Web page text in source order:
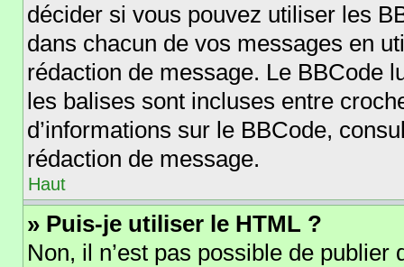
décider si vous pouvez utiliser les
dans chacun de vos messages en
rédaction de message. Le BBCode
les balises sont incluses entre
d’informations sur le BBCode,
rédaction de message.
Haut
» Puis-je utiliser le HTML ?
Non, il n’est pas possible de